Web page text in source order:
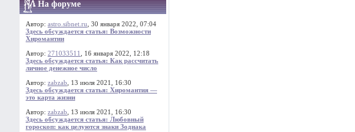
На форуме
Автор: astro.sibnet.ru , 30 января 2022, 07:04
Здесь обсуждается статья: Возможности
Хиромантии
Автор: 271033511
, 16 января 2022, 12:18
Здесь обсуждается статья: Как рассчитать
личное денежное число
Автор: zabzab , 13 июля 2021, 16:30
Здесь обсуждается статья: Хиромантия —
это карта жизни
Автор: zabzab , 13 июля 2021, 16:30
Здесь обсуждается статья: Любовный
гороскоп: как целуются знаки Зодиака